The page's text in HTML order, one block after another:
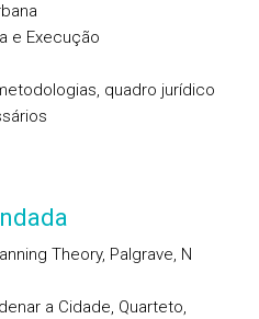
e Execução
quadro jurídico
Theory, Palgrave, N
a Cidade, Quarteto,